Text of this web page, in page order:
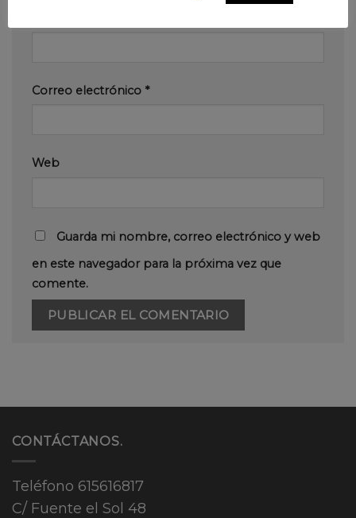
Correo electrónico *
Web
Guarda mi nombre, correo electrónico y web
en este navegador para la próxima vez que
comente.
CONTÁCTANOS.
Teléfono 615616817
C/ Fuente el Sol 48